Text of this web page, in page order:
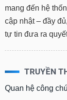
mang đến hệ
cập nhật – đầy
tự tin đưa ra
TRUYỀN
Quan hệ công